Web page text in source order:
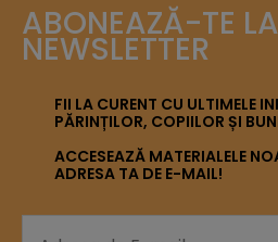
ABONEAZĂ-TE LA
NEWSLETTER
FII LA CURENT CU ULTIMELE
PĂRINȚILOR, COPIILOR ȘI
ACCESEAZĂ MATERIALELE
ADRESA TA DE E-MAIL!